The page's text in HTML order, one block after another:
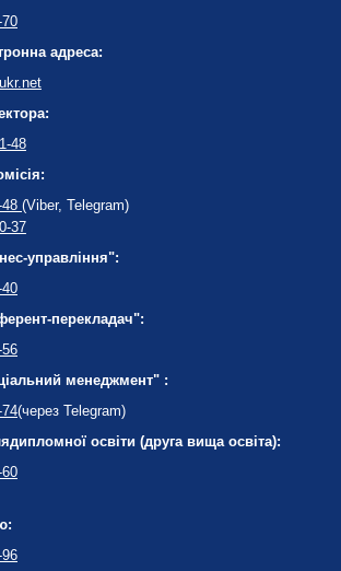
адреса:
48
(Viber, Telegram)
37
управління":
перекладач":
менеджмент" :
(через Telegram)
освіти (друга вища освіта):